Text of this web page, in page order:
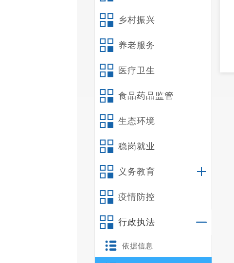
乡村振兴
养老服务
医疗卫生
食品药品监管
生态环境
稳岗就业
义务教育
疫情防控
行政执法
依据信息